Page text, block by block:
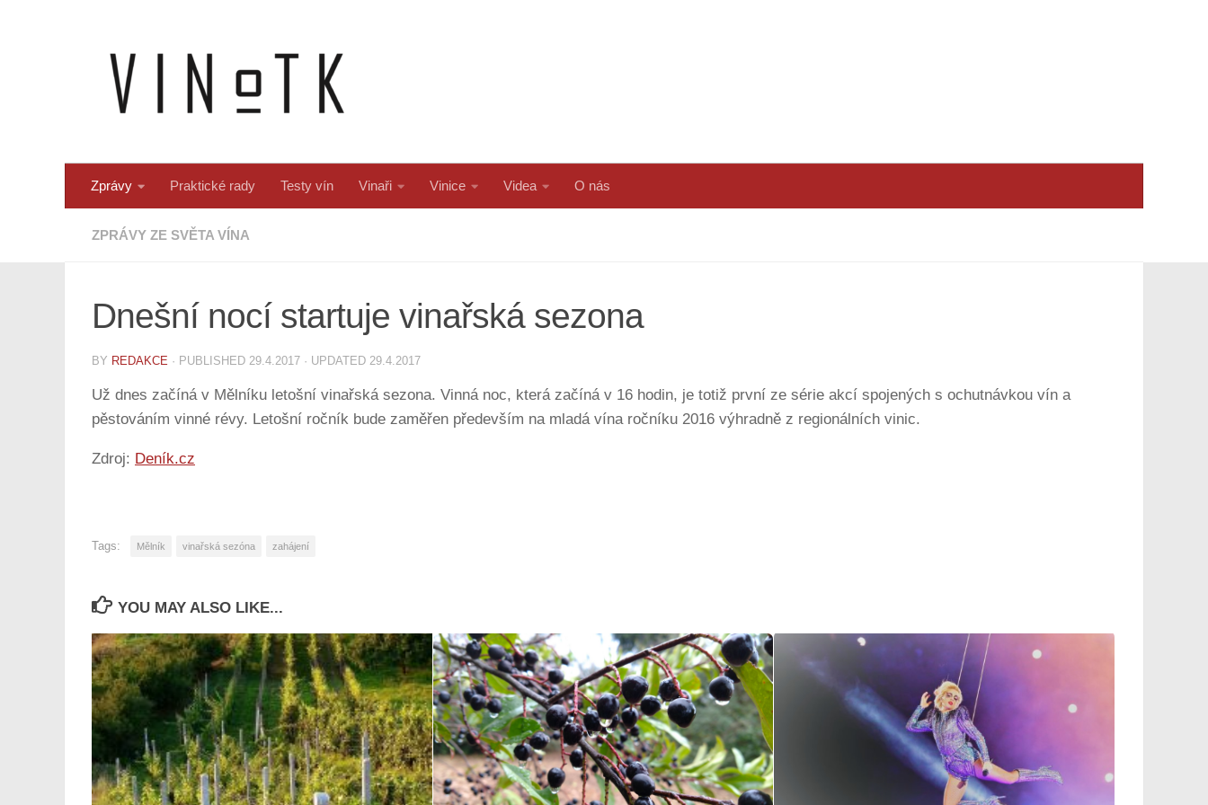
Zprávy Praktické rady Testy vín Vinaři Vinice Videa O nás
ZPRÁVY ZE SVĚTA VÍNA
Dnešní nocí startuje vinařská sezona
BY REDAKCE · PUBLISHED 29.4.2017 · UPDATED 29.4.2017
Už dnes začíná v Mělníku letošní vinařská sezona. Vinná noc, která začíná v 16 hodin, je totiž první ze série akcí spojených s ochutnávkou vín a
pěstováním vinné révy. Letošní ročník bude zaměřen především na mladá vína ročníku 2016 výhradně z regionálních vinic.
Zdroj: Deník.cz
Tags: Mělník vinařská sezóna zahájení
YOU MAY ALSO LIKE...